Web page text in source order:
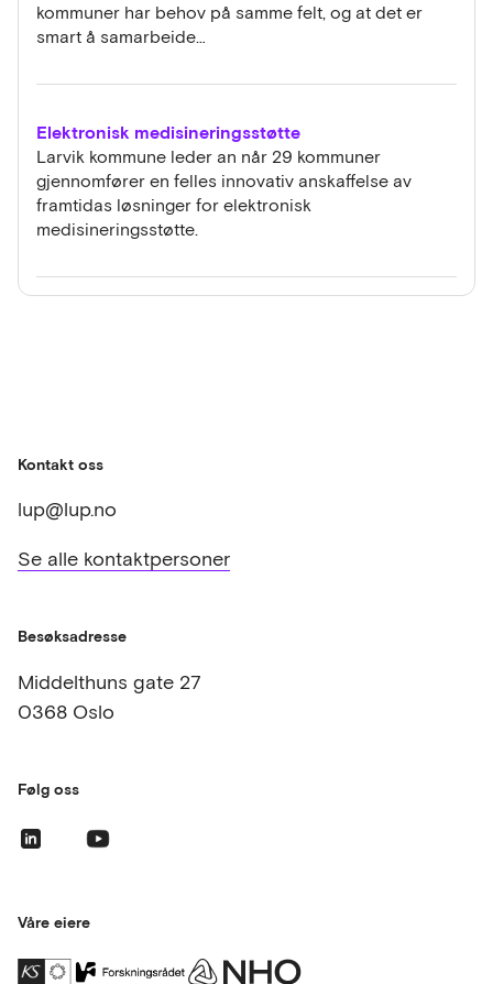
kommuner har behov på samme felt, og at det er
smart å samarbeide…
Elektronisk medisineringsstøtte
Larvik kommune leder an når 29 kommuner
gjennomfører en felles innovativ anskaffelse av
framtidas løsninger for elektronisk
medisineringsstøtte.
Kontakt oss
lup@lup.no
Se alle kontaktpersoner
Besøksadresse
Middelthuns gate 27
0368 Oslo
Følg oss
Våre eiere